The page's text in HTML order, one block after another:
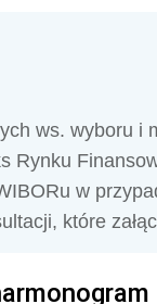
ws. wyboru i
Rynku
w
które